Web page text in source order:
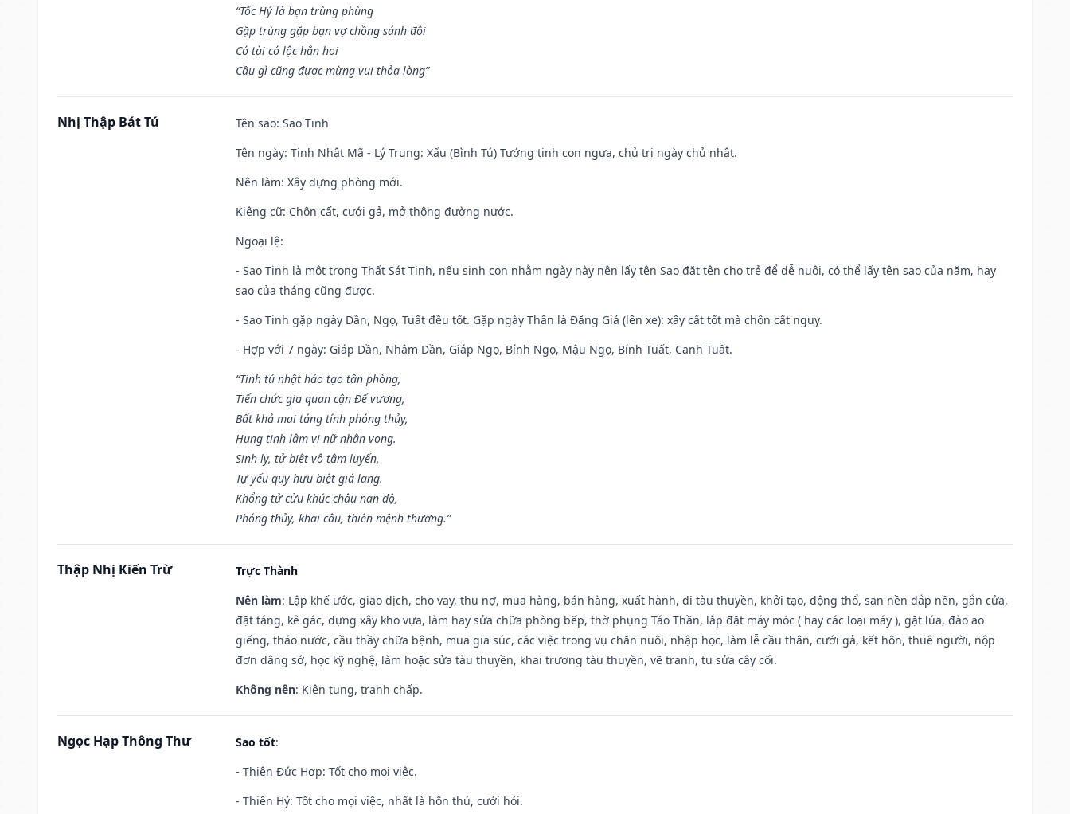
“Tốc Hỷ là bạn trùng phùng
Gặp trùng gặp bạn vợ chồng sánh đôi
Có tài có lộc hẳn hoi
Cầu gì cũng được mừng vui thỏa lòng”
Nhị Thập Bát Tú Tên sao: Sao Tinh
Tên ngày: Tinh Nhật Mã - Lý Trung: Xấu (Bình Tú) Tướng tinh con ngựa, chủ trị ngày chủ nhật.
Nên làm: Xây dựng phòng mới.
Kiêng cữ: Chôn cất, cưới gả, mở thông đường nước.
Ngoại lệ:
- Sao Tinh là một trong Thất Sát Tinh, nếu sinh con nhằm ngày này nên lấy tên Sao đặt tên cho trẻ để dễ nuôi, có thể lấy tên sao của năm, hay
sao của tháng cũng được.
- Sao Tinh gặp ngày Dần, Ngọ, Tuất đều tốt. Gặp ngày Thân là Đăng Giá (lên xe): xây cất tốt mà chôn cất nguy.
- Hợp với 7 ngày: Giáp Dần, Nhâm Dần, Giáp Ngọ, Bính Ngọ, Mậu Ngọ, Bính Tuất, Canh Tuất.
“Tinh tú nhật hảo tạo tân phòng,
Tiến chức gia quan cận Đế vương,
Bất khả mai táng tính phóng thủy,
Hung tinh lâm vị nữ nhân vong.
Sinh ly, tử biệt vô tâm luyến,
Tự yếu quy hưu biệt giá lang.
Khổng tử cửu khúc châu nan độ,
Phóng thủy, khai câu, thiên mệnh thương.”
Thập Nhị Kiến Trừ
Trực Thành
Nên làm: Lập khế ước, giao dịch, cho vay, thu nợ, mua hàng, bán hàng, xuất hành, đi tàu thuyền, khởi tạo, động thổ, san nền đắp nền, gắn cửa,
đặt táng, kê gác, dựng xây kho vựa, làm hay sửa chữa phòng bếp, thờ phụng Táo Thần, lắp đặt máy móc ( hay các loại máy ), gặt lúa, đào ao
giếng, tháo nước, cầu thầy chữa bệnh, mua gia súc, các việc trong vụ chăn nuôi, nhập học, làm lễ cầu thân, cưới gả, kết hôn, thuê người, nộp
đơn dâng sớ, học kỹ nghệ, làm hoặc sửa tàu thuyền, khai trương tàu thuyền, vẽ tranh, tu sửa cây cối.
Không nên: Kiện tụng, tranh chấp.
Ngọc Hạp Thông Thư Sao tốt:
- Thiên Đức Hợp: Tốt cho mọi việc.
- Thiên Hỷ: Tốt cho mọi việc, nhất là hôn thú, cưới hỏi.